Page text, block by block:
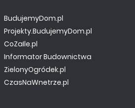
BudujemyDom.pl
Projekty.BudujemyDom.pl
CoZaIle.pl
Informator Budownictwa
ZielonyOgródek.pl
CzasNaWnetrze.pl